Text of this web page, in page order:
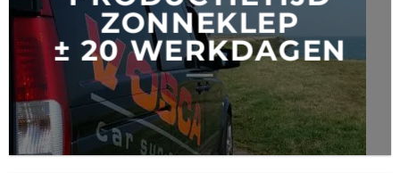
ZONNEKLEP
± 20 WERKDAGEN